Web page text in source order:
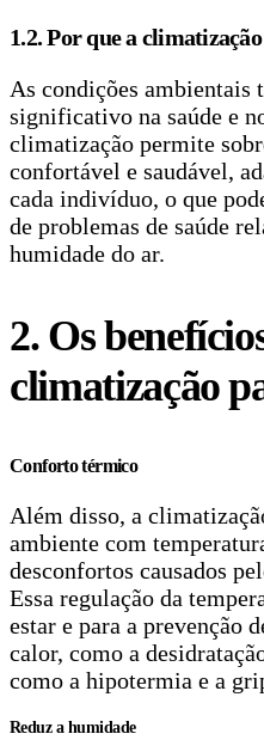
1.2. Por que a
As condições ambientais
significativo na saúde e
climatização permite
confortável e saudável,
cada indivíduo, o que
de problemas de saúde
humidade do ar.
2. Os
climatização
Conforto térmico
Além disso, a
ambiente com
desconfortos causados
Essa regulação da
estar e para a prevenção
calor, como a
como a hipotermia e a
Reduz a humidade